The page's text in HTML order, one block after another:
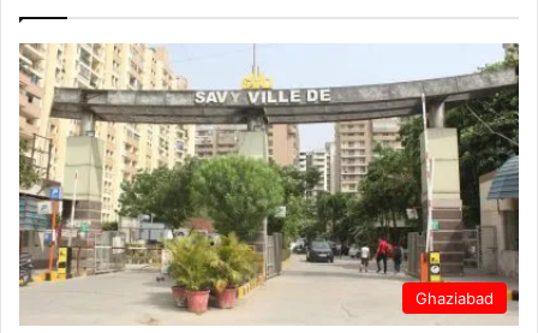
Ghaziabad